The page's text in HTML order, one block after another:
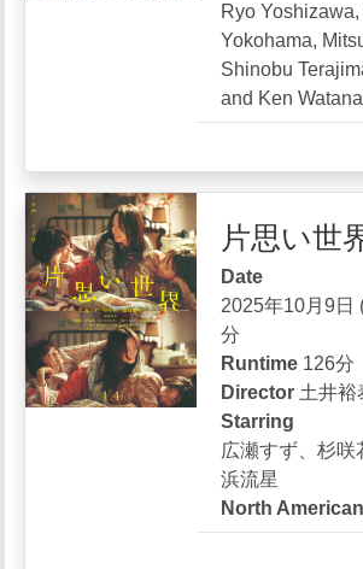
Ryo
Yokohama,
Shinobu
and Ken
片思い世
Date
2025年10月9日
分
Runtime 126分
Director 土井裕
Starring
広瀬すず、杉
浜流星
North